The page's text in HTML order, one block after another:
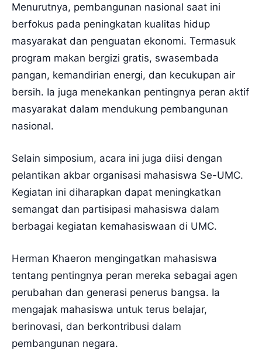
Menurutnya, pembangunan nasional saat ini
berfokus pada peningkatan kualitas hidup
masyarakat dan penguatan ekonomi. Termasuk
program makan bergizi gratis, swasembada
pangan, kemandirian energi, dan kecukupan air
bersih. Ia juga menekankan pentingnya peran aktif
masyarakat dalam mendukung pembangunan
nasional.
Selain simposium, acara ini juga diisi dengan
pelantikan akbar organisasi mahasiswa Se-UMC.
Kegiatan ini diharapkan dapat meningkatkan
semangat dan partisipasi mahasiswa dalam
berbagai kegiatan kemahasiswaan di UMC.
Herman Khaeron mengingatkan mahasiswa
tentang pentingnya peran mereka sebagai agen
perubahan dan generasi penerus bangsa. Ia
mengajak mahasiswa untuk terus belajar,
berinovasi, dan berkontribusi dalam
pembangunan negara.